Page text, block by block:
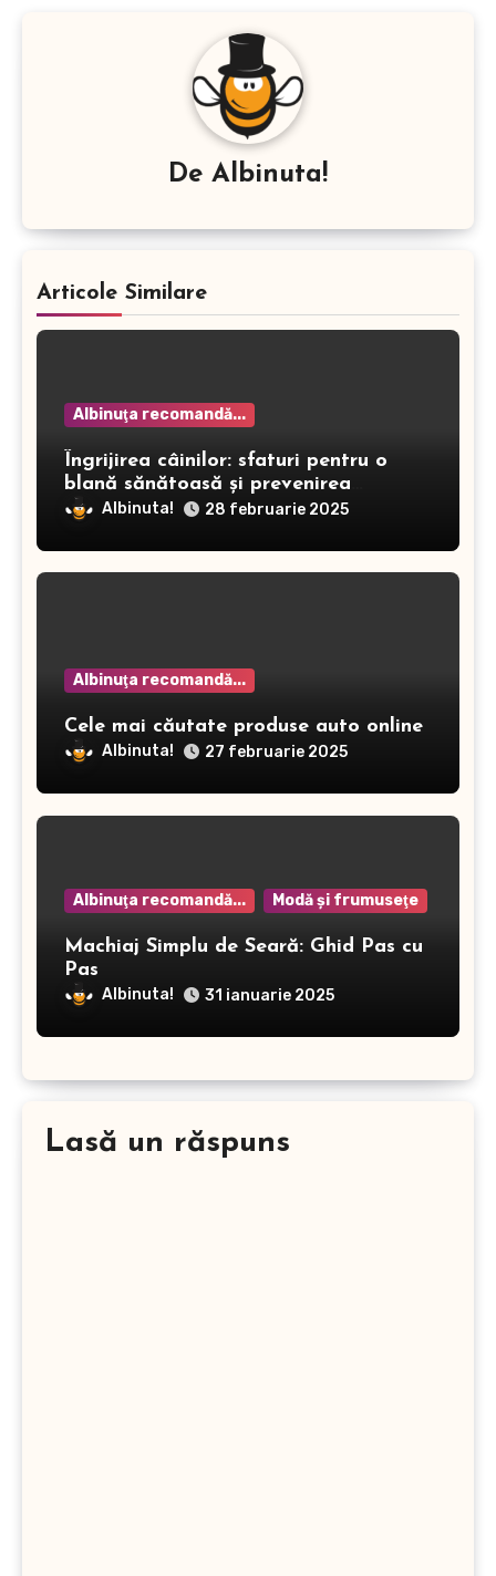
De Albinuta!
Articole Similare
Albinuţa recomandă...
Îngrijirea câinilor: sfaturi pentru o
blană sănătoasă și prevenirea
dermatitei
Albinuta! 28 februarie 2025
Albinuţa recomandă...
Cele mai căutate produse auto online
Albinuta! 27 februarie 2025
Albinuţa recomandă... Modă şi frumuseţe
Machiaj Simplu de Seară: Ghid Pas cu
Pas
Albinuta! 31 ianuarie 2025
Lasă un răspuns